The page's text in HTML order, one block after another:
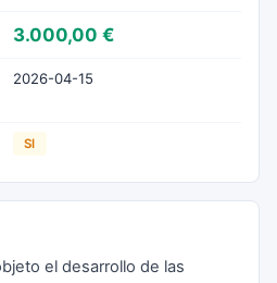
3.000,00 €
2026-04-15
SI
el desarrollo de las